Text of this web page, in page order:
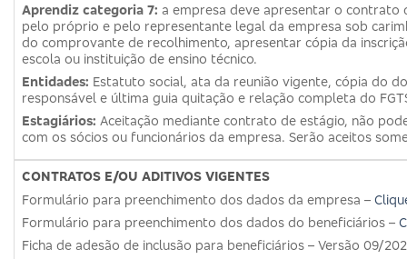
Aprendiz categoria 7: a empresa deve apresentar o contrato
pelo próprio e pelo representante legal da empresa sob
do comprovante de recolhimento, apresentar cópia da
escola ou instituição de ensino técnico.
Entidades: Estatuto social, ata da reunião vigente, cópia do
responsável e última guia quitação e relação completa do
Estagiários: Aceitação mediante contrato de estágio, não
com os sócios ou funcionários da empresa. Serão aceitos
CONTRATOS E/OU ADITIVOS VIGENTES
Formulário para preenchimento dos dados da empresa –
Formulário para preenchimento dos dados do beneficiários –
Ficha de adesão de inclusão para beneficiários – Versão 09/